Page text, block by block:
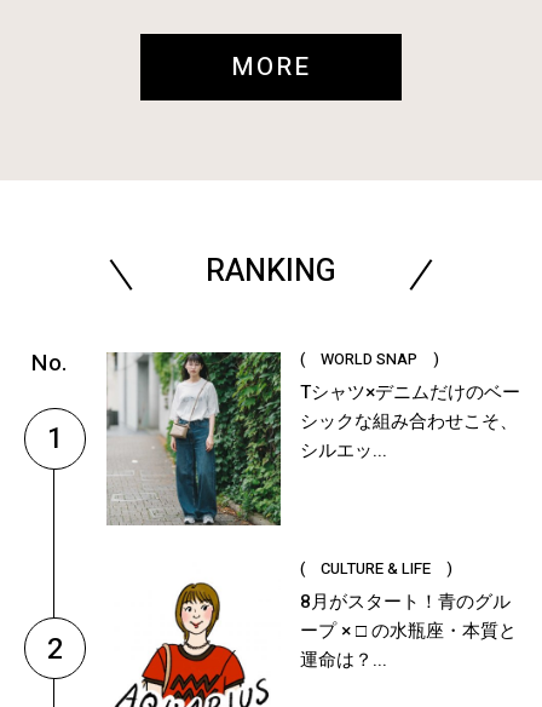
MORE
RANKING
1
( WORLD SNAP )
Tシャツ×デニムだけのベー
シックな組み合わせこそ、
シルエッ...
2
( CULTURE & LIFE )
8月がスタート！青のグル
ープ × □ の水瓶座・本質と
運命は？...